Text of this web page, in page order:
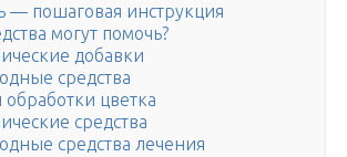
— пошаговая инструкция
могут помочь?
добавки
средства
цветка
средства
средства лечения